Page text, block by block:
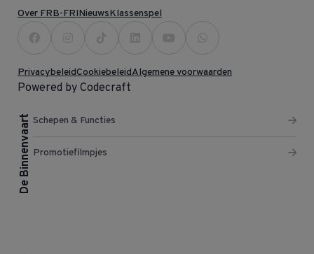
Over FRB-FRINieuwsKlassenspel
PrivacybeleidCookiebeleidAlgemene voorwaarden
Powered by Codecraft
De Binnenvaart Schepen & Functies
Promotiefilmpjes